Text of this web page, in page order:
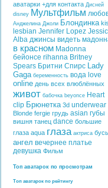
аватарки +для контакта Дисней
disney Мультфильм
Анджелина Джоли Блондинка
lesbian Jennifer Lopez
Alba джинсы видеть
в красном Madonna
бейонсе rihanna Britney
Spears Бритни Спирс Lady
Gaga беременность вода love
online день всех влюблённых
живот бабочка beyonce Heart
clip Брюнетка 3d underwear
Blonde fergie грудь asian губы
вишня танец dance большие
глаза aqua глаза актриса
ангел вечернее платье
девушка Фильм
Топ аватарок по просмотрам
Топ аватарок по рейтингу